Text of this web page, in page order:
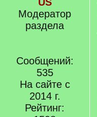
Модератор
раздела
Сообщений:
535
На сайте с
2014 г.
Рейтинг: